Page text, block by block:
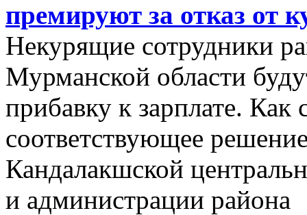
премируют за отказ от
Некурящие сотрудники
Мурманской области
прибавку к зарплате.
соответствующее
Кандалакшской
и администрации района